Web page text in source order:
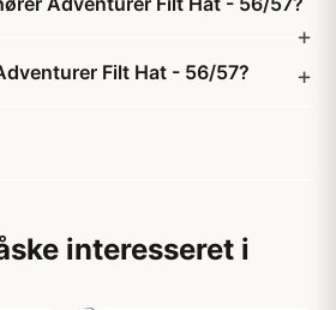
Filt Hat - 56/57?
interesseret i